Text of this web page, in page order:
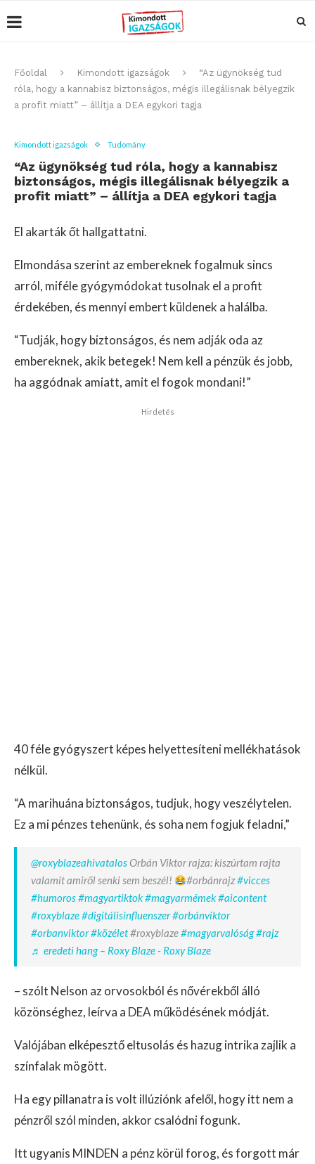
Főoldal Kimondott igazságok
“Az ügynökség tud
róla, hogy a kannabisz biztonságos, mégis illegálisnak bélyegzik
a profit miatt” – állítja a DEA egykori tagja
Kimondott igazságok Tudomány
“Az ügynökség tud róla, hogy a kannabisz
biztonságos, mégis illegálisnak bélyegzik a
profit miatt” – állítja a DEA egykori tagja
El akarták őt hallgattatni.
Elmondása szerint az embereknek fogalmuk sincs
arról, miféle gyógymódokat tusolnak el a profit
érdekében, és mennyi embert küldenek a halálba.
“Tudják, hogy biztonságos, és nem adják oda az
embereknek, akik betegek! Nem kell a pénzük és jobb,
ha aggódnak amiatt, amit el fogok mondani!”
Hirdetés
40 féle gyógyszert képes helyettesíteni mellékhatások
nélkül.
“A marihuána biztonságos, tudjuk, hogy veszélytelen.
Ez a mi pénzes tehenünk, és soha nem fogjuk feladni,”
@roxyblazeahivatalosOrbán Viktor rajza: kiszúrtam rajta
valamit amiről senki sem beszél!
#orbánrajz#vicces
#humoros#magyartiktok#magyarmémek#aicontent
#roxyblaze#digitálisinfluenszer#orbánviktor
#orbanviktor#közélet#roxyblaze#magyarvalóság#rajz
♬ eredeti hang – Roxy Blaze - Roxy Blaze
– szólt Nelson az orvosokból és nővérekből álló
közönséghez, leírva a DEA működésének módját.
Valójában elképesztő eltusolás és hazug intrika zajlik a
színfalak mögött.
Ha egy pillanatra is volt illúziónk afelől, hogy itt nem a
pénzről szól minden, akkor csalódni fogunk.
Itt ugyanis MINDEN a pénz körül forog, és forgott már